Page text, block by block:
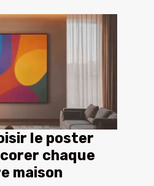
le poster
chaque
maison